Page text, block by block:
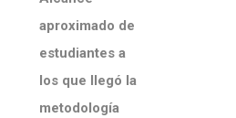
aproximado de
estudiantes a
los que llegó la
metodología